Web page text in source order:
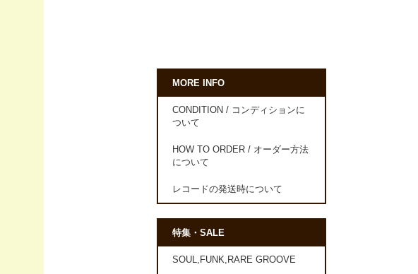
MORE INFO
CONDITION / コンディションに
ついて
HOW TO ORDER / オーダー方法
について
レコードの発送時について
特集・SALE
SOUL,FUNK,RARE GROOVE